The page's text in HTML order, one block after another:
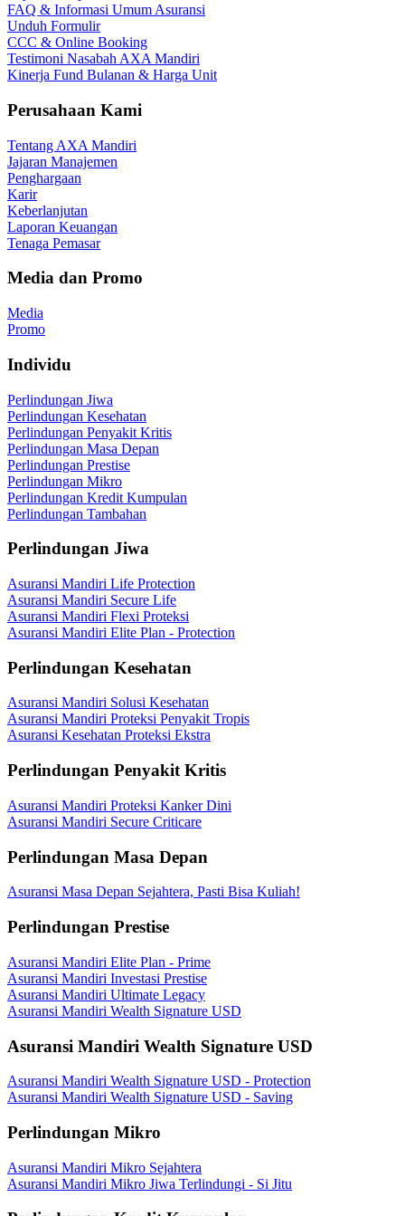
FAQ & Informasi Umum Asuransi
Unduh Formulir
CCC & Online Booking
Testimoni Nasabah AXA Mandiri
Kinerja Fund Bulanan & Harga Unit
Perusahaan Kami
Tentang AXA Mandiri
Jajaran Manajemen
Penghargaan
Karir
Keberlanjutan
Laporan Keuangan
Tenaga Pemasar
Media dan Promo
Media
Promo
Individu
Perlindungan Jiwa
Perlindungan Kesehatan
Perlindungan Penyakit Kritis
Perlindungan Masa Depan
Perlindungan Prestise
Perlindungan Mikro
Perlindungan Kredit Kumpulan
Perlindungan Tambahan
Perlindungan Jiwa
Asuransi Mandiri Life Protection
Asuransi Mandiri Secure Life
Asuransi Mandiri Flexi Proteksi
Asuransi Mandiri Elite Plan - Protection
Perlindungan Kesehatan
Asuransi Mandiri Solusi Kesehatan
Asuransi Mandiri Proteksi Penyakit Tropis
Asuransi Kesehatan Proteksi Ekstra
Perlindungan Penyakit Kritis
Asuransi Mandiri Proteksi Kanker Dini
Asuransi Mandiri Secure Criticare
Perlindungan Masa Depan
Asuransi Masa Depan Sejahtera, Pasti Bisa Kuliah!
Perlindungan Prestise
Asuransi Mandiri Elite Plan - Prime
Asuransi Mandiri Investasi Prestise
Asuransi Mandiri Ultimate Legacy
Asuransi Mandiri Wealth Signature USD
Asuransi Mandiri Wealth Signature USD
Asuransi Mandiri Wealth Signature USD - Protection
Asuransi Mandiri Wealth Signature USD - Saving
Perlindungan Mikro
Asuransi Mandiri Mikro Sejahtera
Asuransi Mandiri Mikro Jiwa Terlindungi - Si Jitu